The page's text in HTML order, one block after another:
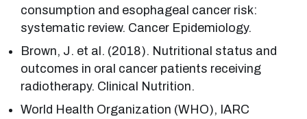
consumption and esophageal cancer risk:
systematic review. Cancer Epidemiology.
Brown, J. et al. (2018). Nutritional status and
outcomes in oral cancer patients receiving
radiotherapy. Clinical Nutrition.
World Health Organization (WHO), IARC